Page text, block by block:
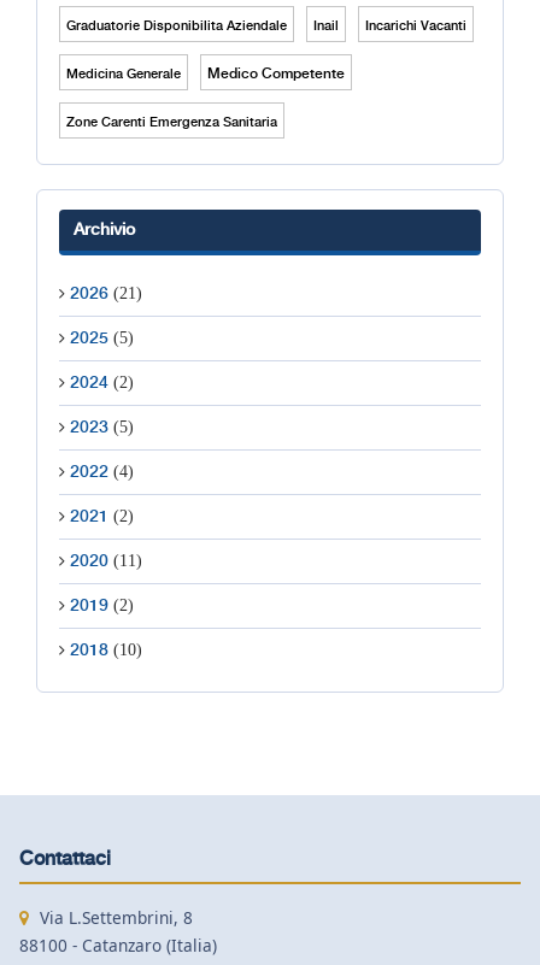
Graduatorie Disponibilita Aziendale Inail Incarichi Vacanti
Medicina Generale Medico Competente
Zone Carenti Emergenza Sanitaria
Archivio
2026 (21)
2025 (5)
2024 (2)
2023 (5)
2022 (4)
2021 (2)
2020 (11)
2019 (2)
2018 (10)
Contattaci
Via L.Settembrini, 8
88100 - Catanzaro (Italia)